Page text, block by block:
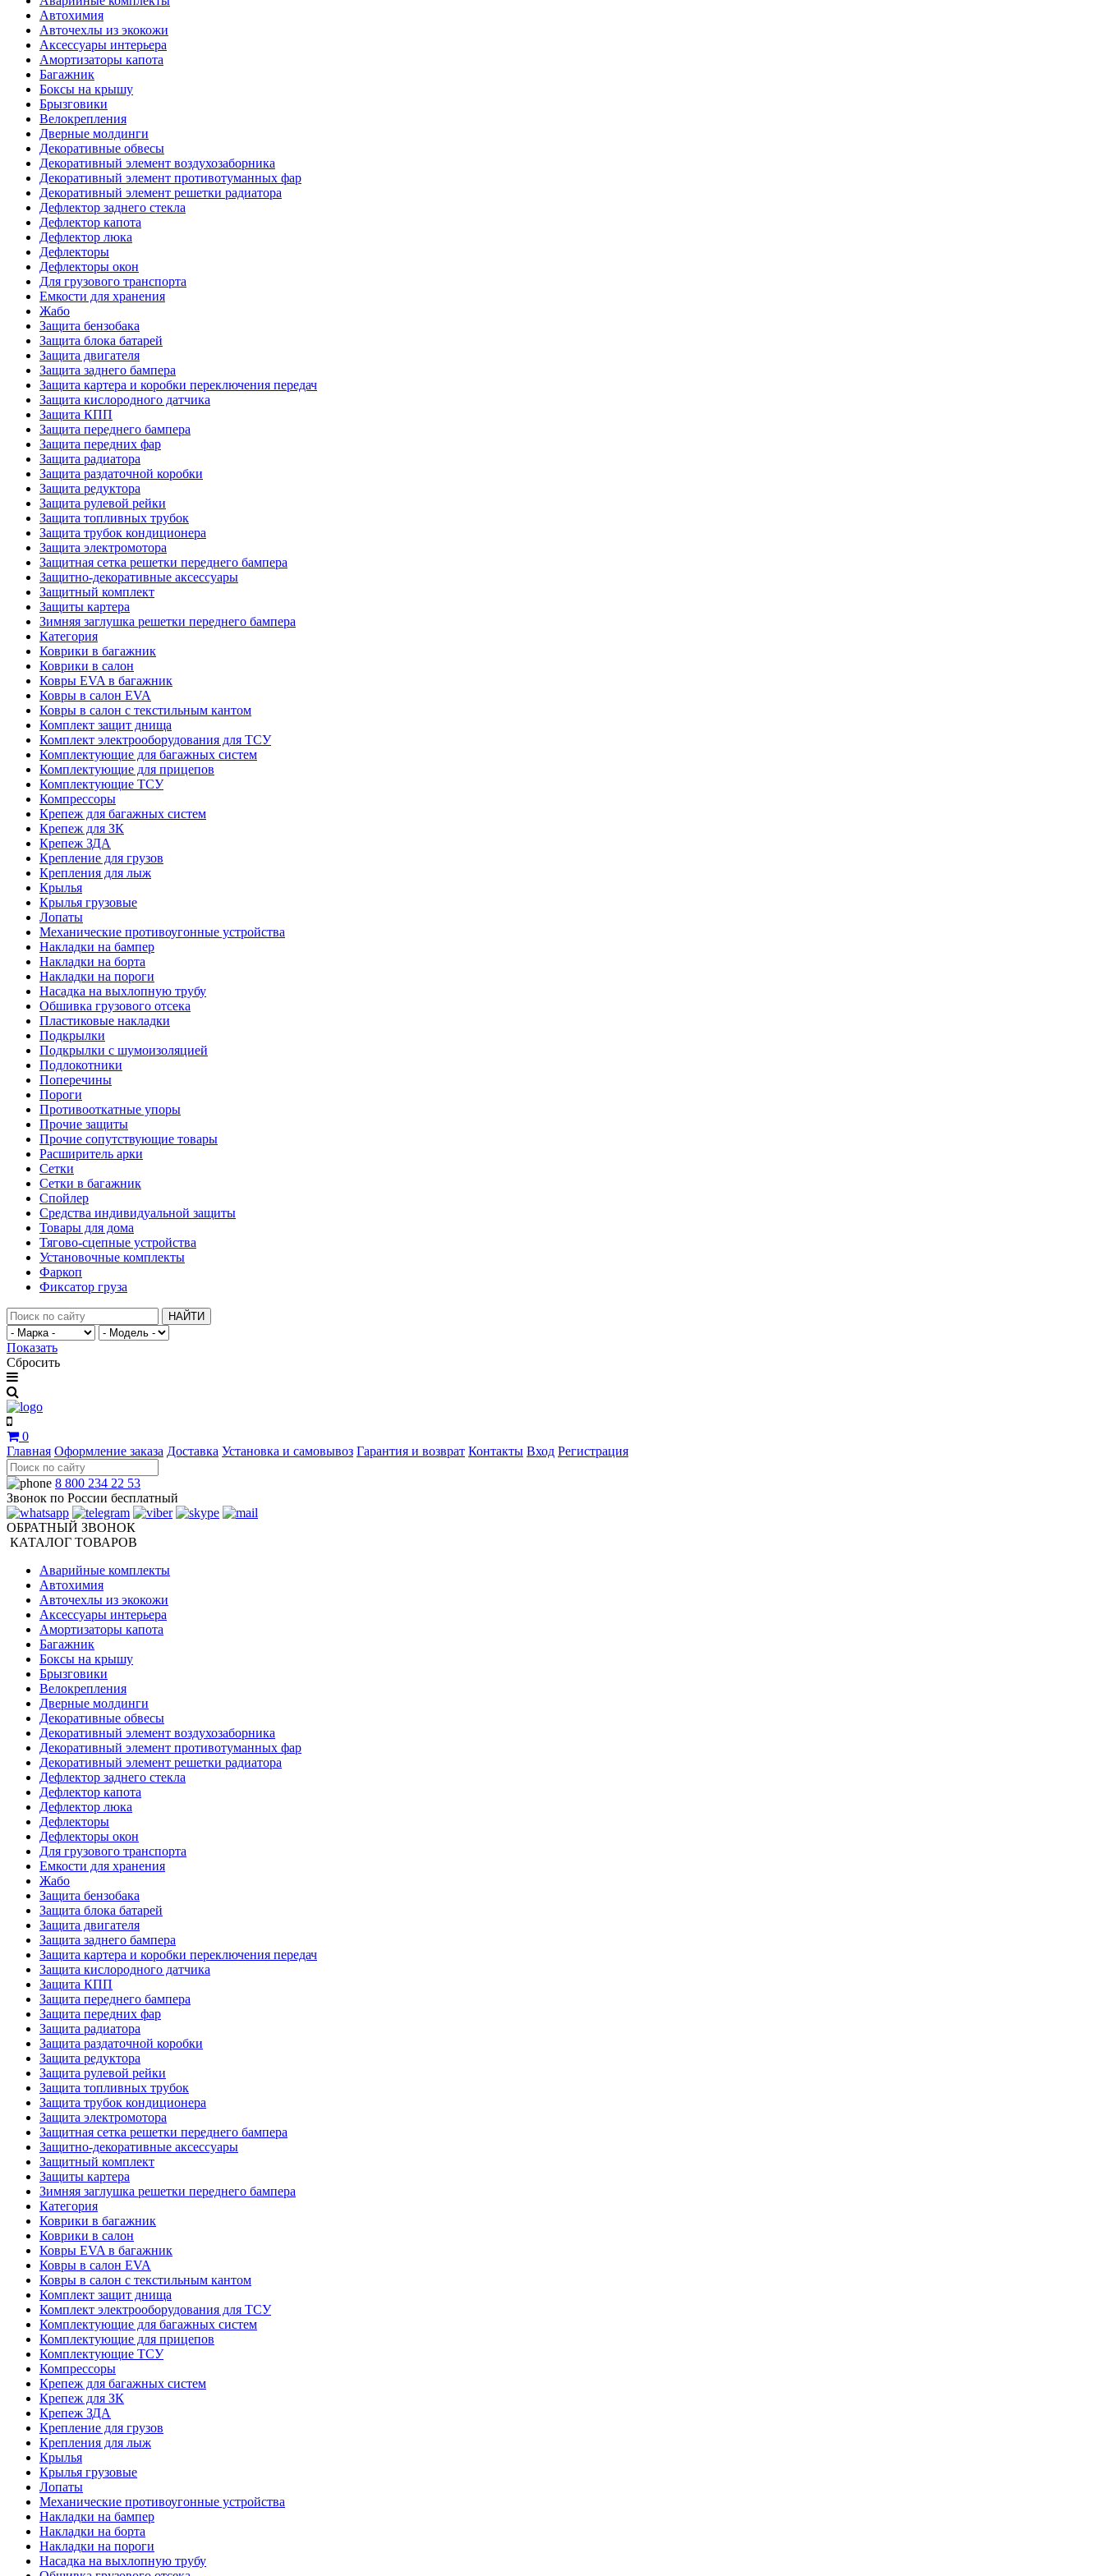
Автохимия
Авточехлы из экокожи
Аксессуары интерьера
Амортизаторы капота
Багажник
Боксы на крышу
Брызговики
Велокрепления
Дверные молдинги
Декоративные обвесы
Декоративный элемент воздухозаборника
Декоративный элемент противотуманных фар
Декоративный элемент решетки радиатора
Дефлектор заднего стекла
Дефлектор капота
Дефлектор люка
Дефлекторы
Дефлекторы окон
Для грузового транспорта
Емкости для хранения
Жабо
Защита бензобака
Защита блока батарей
Защита двигателя
Защита заднего бампера
Защита картера и коробки переключения передач
Защита кислородного датчика
Защита КПП
Защита переднего бампера
Защита передних фар
Защита радиатора
Защита раздаточной коробки
Защита редуктора
Защита рулевой рейки
Защита топливных трубок
Защита трубок кондиционера
Защита электромотора
Защитная сетка решетки переднего бампера
Защитно-декоративные аксессуары
Защитный комплект
Защиты картера
Зимняя заглушка решетки переднего бампера
Категория
Коврики в багажник
Коврики в салон
Ковры EVA в багажник
Ковры в салон EVA
Ковры в салон с текстильным кантом
Комплект защит днища
Комплект электрооборудования для ТСУ
Комплектующие для багажных систем
Комплектующие для прицепов
Комплектующие ТСУ
Компрессоры
Крепеж для багажных систем
Крепеж для ЗК
Крепеж ЗДА
Крепление для грузов
Крепления для лыж
Крылья
Крылья грузовые
Лопаты
Механические противоугонные устройства
Накладки на бампер
Накладки на борта
Накладки на пороги
Насадка на выхлопную трубу
Обшивка грузового отсека
Пластиковые накладки
Подкрылки
Подкрылки с шумоизоляцией
Подлокотники
Поперечины
Пороги
Противооткатные упоры
Прочие защиты
Прочие сопутствующие товары
Расширитель арки
Сетки
Сетки в багажник
Спойлер
Средства индивидуальной защиты
Товары для дома
Тягово-сцепные устройства
Установочные комплекты
Фаркоп
Фиксатор груза
НАЙТИ
Показать
Сбросить
0
Главная Оформление заказа Доставка Установка и самовывоз Гарантия и возврат Контакты Вход Регистрация
8 800 234 22 53
Звонок по России бесплатный
ОБРАТНЫЙ ЗВОНОК
КАТАЛОГ ТОВАРОВ
Аварийные комплекты
Автохимия
Авточехлы из экокожи
Аксессуары интерьера
Амортизаторы капота
Багажник
Боксы на крышу
Брызговики
Велокрепления
Дверные молдинги
Декоративные обвесы
Декоративный элемент воздухозаборника
Декоративный элемент противотуманных фар
Декоративный элемент решетки радиатора
Дефлектор заднего стекла
Дефлектор капота
Дефлектор люка
Дефлекторы
Дефлекторы окон
Для грузового транспорта
Емкости для хранения
Жабо
Защита бензобака
Защита блока батарей
Защита двигателя
Защита заднего бампера
Защита картера и коробки переключения передач
Защита кислородного датчика
Защита КПП
Защита переднего бампера
Защита передних фар
Защита радиатора
Защита раздаточной коробки
Защита редуктора
Защита рулевой рейки
Защита топливных трубок
Защита трубок кондиционера
Защита электромотора
Защитная сетка решетки переднего бампера
Защитно-декоративные аксессуары
Защитный комплект
Защиты картера
Зимняя заглушка решетки переднего бампера
Категория
Коврики в багажник
Коврики в салон
Ковры EVA в багажник
Ковры в салон EVA
Ковры в салон с текстильным кантом
Комплект защит днища
Комплект электрооборудования для ТСУ
Комплектующие для багажных систем
Комплектующие для прицепов
Комплектующие ТСУ
Компрессоры
Крепеж для багажных систем
Крепеж для ЗК
Крепеж ЗДА
Крепление для грузов
Крепления для лыж
Крылья
Крылья грузовые
Лопаты
Механические противоугонные устройства
Накладки на бампер
Накладки на борта
Накладки на пороги
Насадка на выхлопную трубу